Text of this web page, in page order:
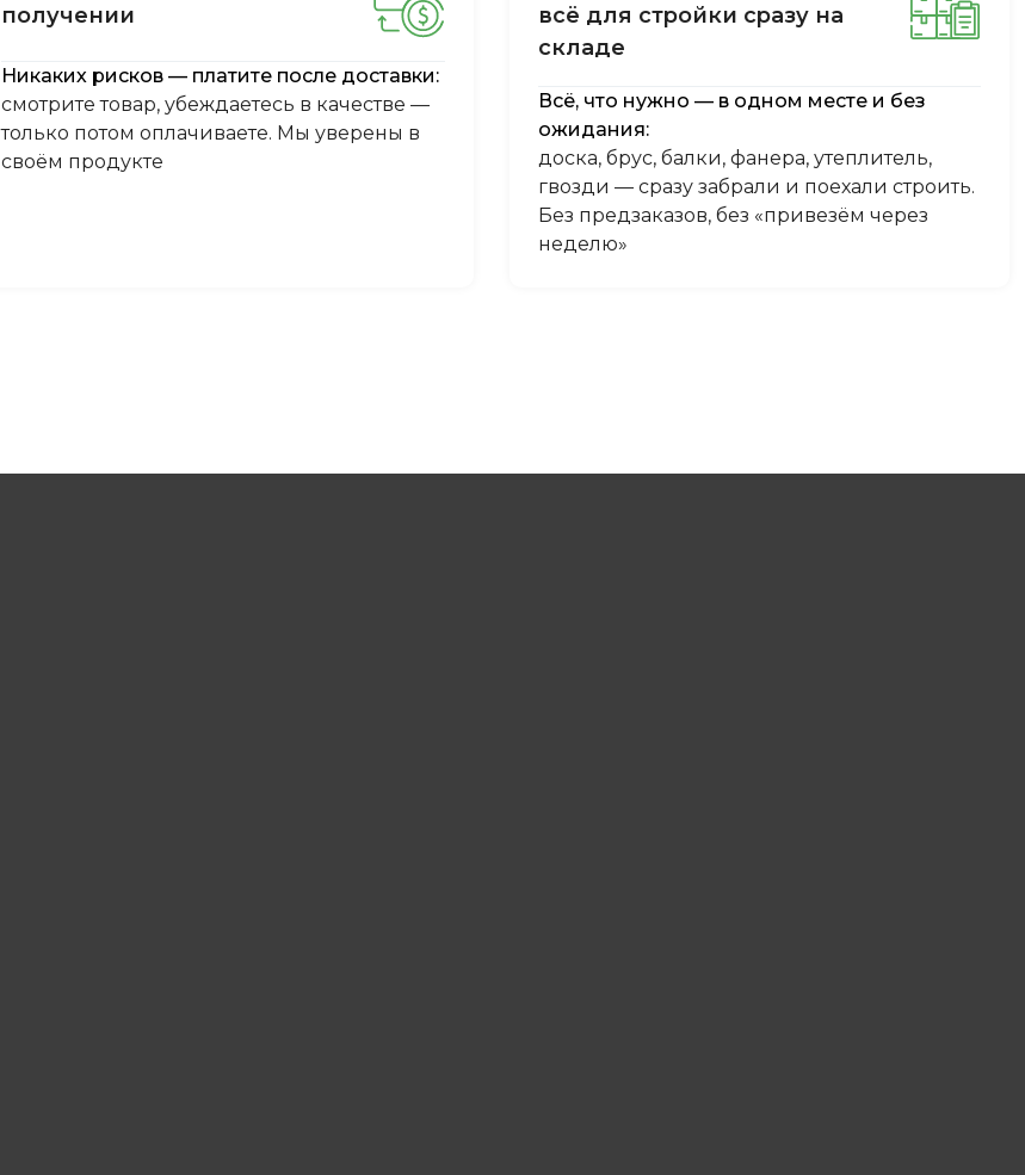
пoлучeнии
Никаких рисков — платите после доставки:
смотрите товар, убеждаетесь в качестве —
только потом оплачиваете. Мы уверены в
своём продукте
вcё для cтpoйки cpaзу нa
cклaдe
Всё, что нужно — в одном месте и без
ожидания:
доска, брус, балки, фанера, утеплитель,
гвозди — сразу забрали и поехали строить.
Без предзаказов, без «привезём через
неделю»